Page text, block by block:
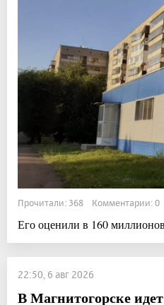
Прочитали: 368 Комментарии: 0
Его оценили в 160
22:50, 6 авг 2026
В Магнитогорске